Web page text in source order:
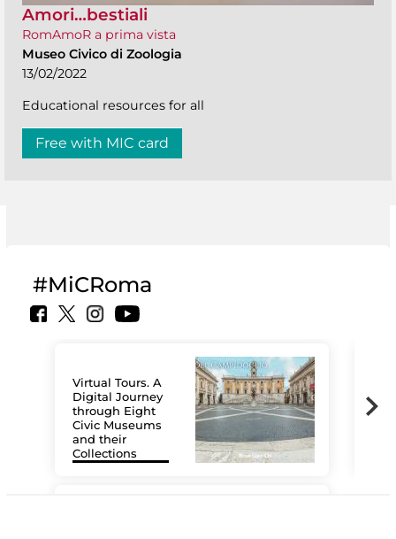
Amori…bestiali
RomAmoR a prima vista
Museo Civico di Zoologia
13/02/2022
Educational resources for all
Free with MIC card
#MiCRoma
Virtual Tours. A
Digital Journey
through Eight
Civic Museums
and their
Collections